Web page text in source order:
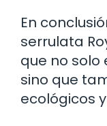
En
serrulata
que no solo
sino que
ecológicos